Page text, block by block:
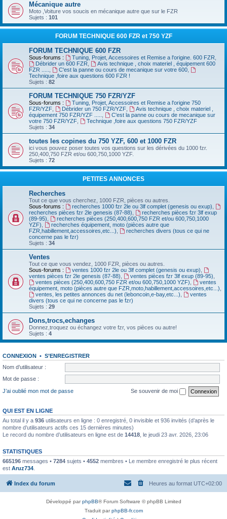
Mécanique autre
Moto ,Voiture vos soucis en mécanique autre que sur le FZR
Sujets : 101
FORUM TECHNIQUE 600 FZR et 750 YZF
FORUM TECHNIQUE 600 FZR
Sous-forums : Tuning, Projet, Accessoires et Remise a l'origine. 600 FZR
Débrider un 600 FZR
Avis technique , choix materiel , équipement 600
FZR .....
C'est la panne ou cours de mecanique sur votre 600,
Technique ,foire aux questions 600 FZR !
Sujets : 82
FORUM TECHNIQUE 750 FZR/YZF
Sous-forums :
Tuning, Projet, Accessoires et Remise a l'origine 750
FZR/YZF
Débrider un 750 FZR/YZF,
Avis technique , choix materiel ,
équipement 750 FZR/YZF .....
C'est la panne ou cours de mecanique sur
votre 750 FZR/YZF
Technique ,foire aux questions 750 FZR/YZF
Sujets : 34
toutes les copines du 750 YZF, 600 et 1000 FZR
ici vous pouvez poser toutes vos questions sur les dérivées du 1000 fzr.
250,400,750 FZR et/ou 600,750,1000 YZF.
Sujets : 72
PETITES ANNONCES
Recherches
Tout ce que vous cherchez, 1000 FZR, pièces ou autres.
Sous-forums :
recherches 1000 fzr 2le ou 3lf complet (genesis ou exup)
recherches pièces fzr 2le genesis (87-88)
recherches pièces fzr 3lf exup
(89-95)
recherches pièces (250,400,600,750 FZR et/ou 600,750,1000
YZF)
recherches équipement, moto (pièces autre que
FZR,habillement,accessoires,etc...)
recherches divers (tous ce qui ne
concerne pas le fzr)
Sujets : 34
Ventes
Tout ce que vous vendez, 1000 FZR, pièces ou autres.
Sous-forums :
ventes 1000 fzr 2le ou 3lf complet (genesis ou exup)
ventes pièces fzr 2le genesis (87-88)
ventes pièces fzr 3lf exup (89-95)
ventes pièces (250,400,600,750 FZR et/ou 600,750,1000 YZF)
ventes
équipement, moto (pièces autre que FZR,moto,habillement,accessoires,etc...)
ventes, les petites annonces du net (leboncoin,e-bay,etc...)
ventes
divers (tous ce qui ne concerne pas le fzr)
Sujets : 29
Dons,trocs,echanges
Donnez,troquez ou échangez votre fzr, vos pièces ou autre!
Sujets : 4
CONNEXION • S’ENREGISTRER
Nom d’utilisateur :
Mot de passe :
J’ai oublié mon mot de passe
Se souvenir de moi
QUI EST EN LIGNE
Au total il y a 936 utilisateurs en ligne : 0 enregistré, 0 invisible et 936 invités (d’après le
nombre d’utilisateurs actifs ces 15 dernières minutes)
Le record du nombre d’utilisateurs en ligne est de 14418 , le jeudi 23 avr. 2026, 23:06
STATISTIQUES
665196 messages • 7284 sujets • 4552 membres • Le membre enregistré le plus récent
est Aruz734
Index du forum Heures au format UTC+02:00
Développé parphpBB® Forum Software © phpBB Limited
Traduit parphpBB-fr.com